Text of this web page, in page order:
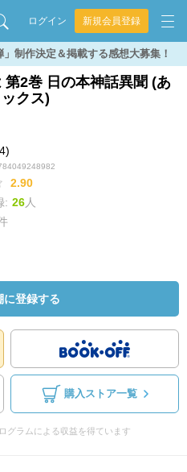
ログイン 新規会員登録
」制作決定＆掲載する感想大募集！
第2巻 日の本神話異聞 (あ
クス)
2.90
: 26人
に登録する
購入ストア一覧
グラムによる収益を得ています